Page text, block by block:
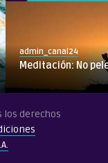
admin_canal24
Meditación: No
los derechos